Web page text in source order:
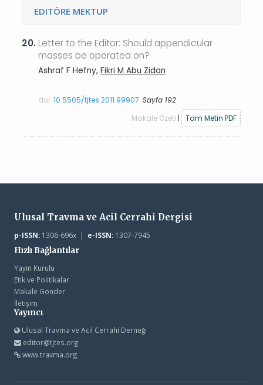
EDITÖRE MEKTUP
20. Letter to the Editor: Should appendicular
masses be operated on?
Ashraf F Hefny,Fikri M Abu Zidan
doi:10.5505/tjtes.2011.99907 Sayfa 192
Makale Özeti | Tam Metin PDF
Ulusal Travma ve Acil Cerrahi Dergisi
p-ISSN:1306-696x | e-ISSN:1307-7945
Hızlı Bağlantılar
Yayın Kurulu
Etik ve Politikalar
Makale Gönder
İletişim
Yayıncı
Ulusal Travma ve Acil Cerrahi Derneği
editor@tjtes.org
www.travma.org